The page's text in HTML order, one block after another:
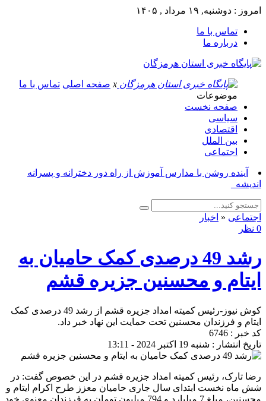
امروز : دوشنبه, ۱۹ مرداد , ۱۴۰۵
تماس با ما
درباره ما
x صفحه اصلی تماس با ما
موضوعات
صفحه نخست
سیاسی
اقتصادی
بین الملل
اجتماعی
آینده روشن با مدارس آموزش از راه دور دخترانه و پسرانه
اندیشه_
اجتماعی « اخبار
0 نظر
رشد 49 درصدی کمک حامیان به
ایتام و محسنین جزیره قشم
کوش نیوز-رئیس کمیته امداد جزیره قشم از رشد 49 درصدی کمک
ایتام و فرزندان محسنین تحت حمایت این نهاد خبر داد.
کد خبر : 6746
تاریخ انتشار : شنبه 19 اکتبر 2024 - 13:11
رضا تارک، رئیس کمیته امداد جزیره قشم در این خصوص گفت: در
شش ماه نخست ابتدای سال جاری حامیان معزز طرح اکرام ایتام و
محسنین، مبلغ 7 میلیارد و 794 میلیون تومان به فرزندان معنوی خود